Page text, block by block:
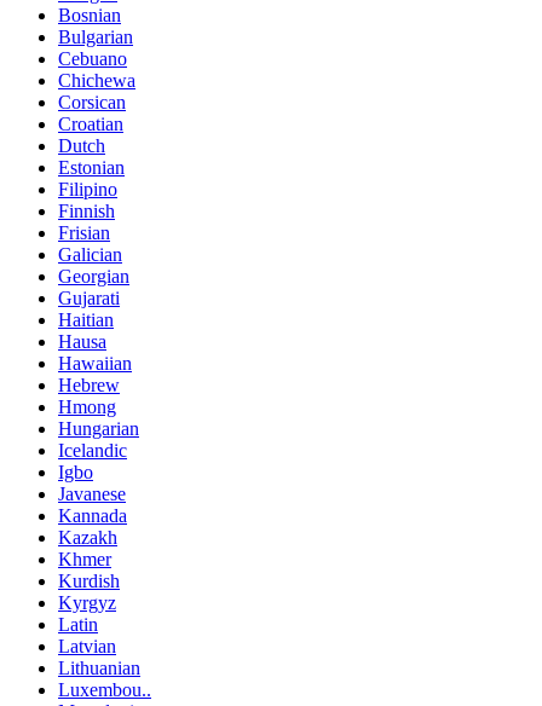
Bosnian
Bulgarian
Cebuano
Chichewa
Corsican
Croatian
Dutch
Estonian
Filipino
Finnish
Frisian
Galician
Georgian
Gujarati
Haitian
Hausa
Hawaiian
Hebrew
Hmong
Hungarian
Icelandic
Igbo
Javanese
Kannada
Kazakh
Khmer
Kurdish
Kyrgyz
Latin
Latvian
Lithuanian
Luxembou..